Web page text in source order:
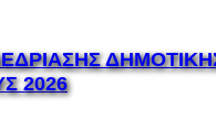
2026